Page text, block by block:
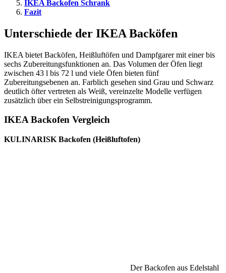
IKEA Backofen Schrank
Fazit
Unterschiede der IKEA Backöfen
IKEA bietet Backöfen, Heißluftöfen und Dampfgarer mit einer bis
sechs Zubereitungsfunktionen an. Das Volumen der Öfen liegt
zwischen 43 l bis 72 l und viele Öfen bieten fünf
Zubereitungsebenen an. Farblich gesehen sind Grau und Schwarz
deutlich öfter vertreten als Weiß, vereinzelte Modelle verfügen
zusätzlich über ein Selbstreinigungsprogramm.
IKEA Backofen Vergleich
KULINARISK Backofen (Heißluftofen)
Der Backofen aus Edelstahl